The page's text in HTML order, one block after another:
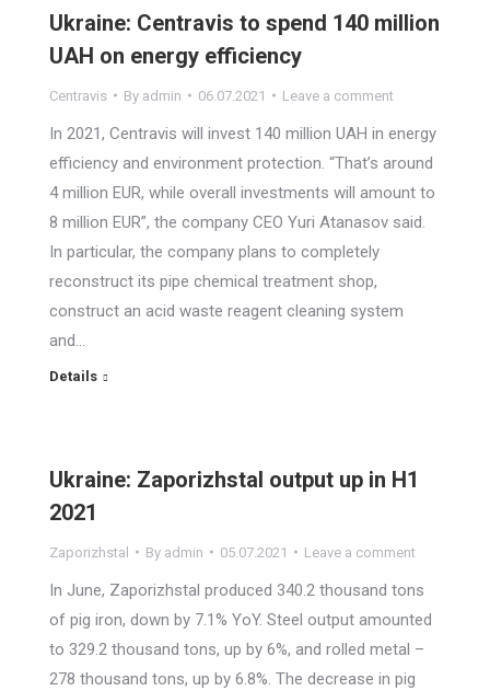
Ukraine: Centravis to spend 140 million
UAH on energy efficiency
Centravis By admin 06.07.2021 Leave a comment
In 2021, Centravis will invest 140 million UAH in energy
efficiency and environment protection. “That’s around
4 million EUR, while overall investments will amount to
8 million EUR”, the company CEO Yuri Atanasov said.
In particular, the company plans to completely
reconstruct its pipe chemical treatment shop,
construct an acid waste reagent cleaning system
and…
Details
Ukraine: Zaporizhstal output up in H1
2021
Zaporizhstal By admin 05.07.2021 Leave a comment
In June, Zaporizhstal produced 340.2 thousand tons
of pig iron, down by 7.1% YoY. Steel output amounted
to 329.2 thousand tons, up by 6%, and rolled metal –
278 thousand tons, up by 6.8%. The decrease in pig